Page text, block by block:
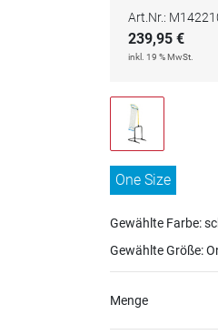
Art.Nr.:
239,95 €
inkl. 19 % MwSt.
One Size
Gewählte Farbe:
Gewählte Größe:
Menge